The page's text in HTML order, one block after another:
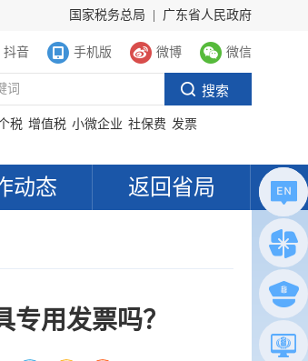
国家税务总局 广东省人民政府
抖音 手机版 微博 微信
税 增值税 小微企业 社保费 发票
动态 返回省局
用发票吗？